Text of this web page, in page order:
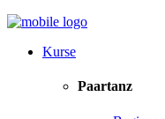
Kurse
Paartanz